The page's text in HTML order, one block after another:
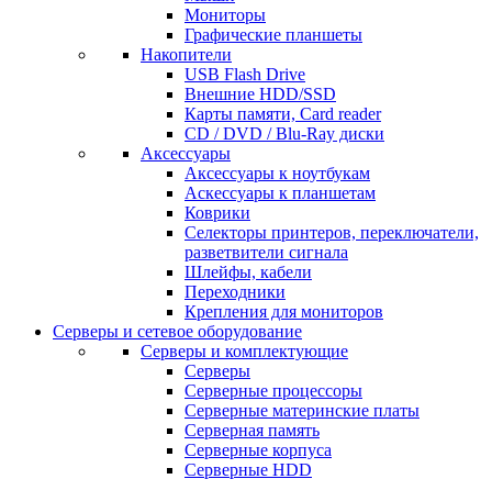
Мониторы
Графические планшеты
Накопители
USB Flash Drive
Внешние HDD/SSD
Карты памяти, Card reader
CD / DVD / Blu-Ray диски
Аксессуары
Аксессуары к ноутбукам
Аскессуары к планшетам
Коврики
Селекторы принтеров, переключатели,
разветвители сигнала
Шлейфы, кабели
Переходники
Крепления для мониторов
Серверы и сетевое оборудование
Серверы и комплектующие
Серверы
Серверные процессоры
Серверные материнские платы
Серверная память
Серверные корпуса
Серверные HDD